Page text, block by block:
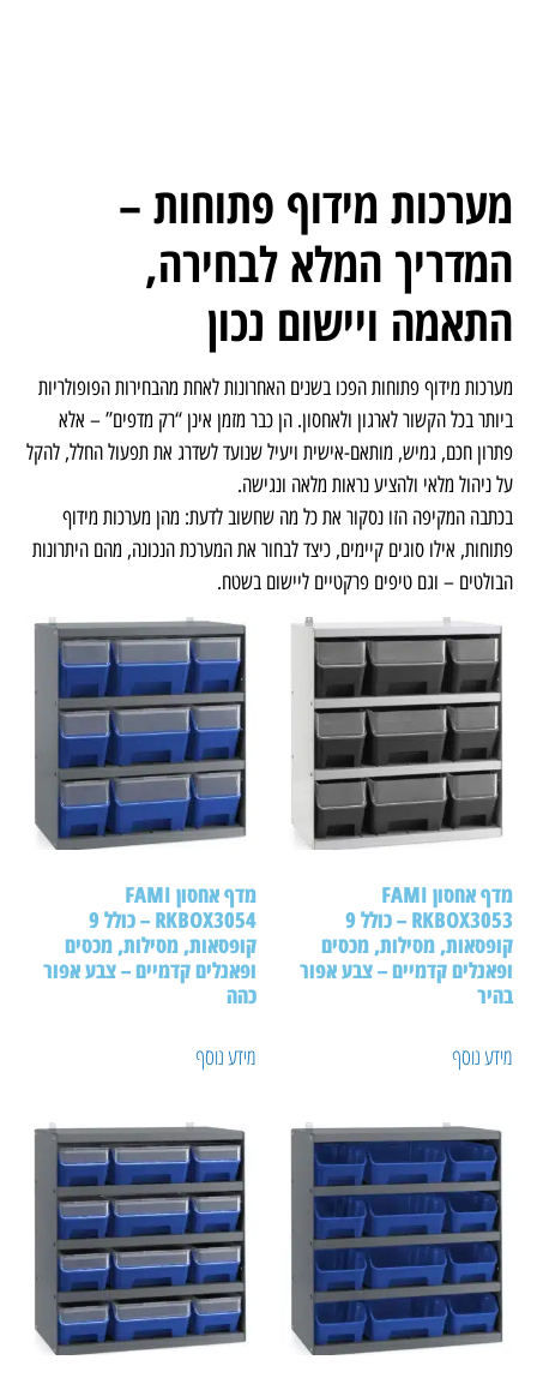
מערכות מידוף פתוחות –
המדריך המלא לבחירה,
התאמה ויישום נכון
מערכות מידוף פתוחות הפכו בשנים האחרונות לאחת מהבחירות הפופולריות
ביותר בכל הקשור לארגון ולאחסון. הן כבר מזמן אינן “רק מדפים” – אלא
פתרון חכם, גמיש, מותאם-אישית ויעיל שנועד לשדרג את תפעול החלל, להקל
על ניהול מלאי ולהציע נראות מלאה ונגישה.
בכתבה המקיפה הזו נסקור את כל מה שחשוב לדעת: מהן מערכות מידוף
פתוחות, אילו סוגים קיימים, כיצד לבחור את המערכת הנכונה, מהם היתרונות
הבולטים – וגם טיפים פרקטיים ליישום בשטח.
מדף אחסון FAMI
RKBOX3053 – כולל 9
קופסאות, מסילות, מכסים
ופאנלים קדמיים – צבע אפור
בהיר
מידע נוסף
מדף אחסון FAMI
RKBOX3054 – כולל 9
קופסאות, מסילות, מכסים
ופאנלים קדמיים – צבע אפור
כהה
מידע נוסף